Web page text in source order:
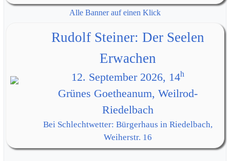
Alle Banner auf einen Klick
Rudolf Steiner: Der Seelen
Erwachen
12. September 2026, 14h
Grünes Goetheanum, Weilrod-
Riedelbach
Bei Schlechtwetter: Bürgerhaus in Riedelbach,
Weiherstr. 16